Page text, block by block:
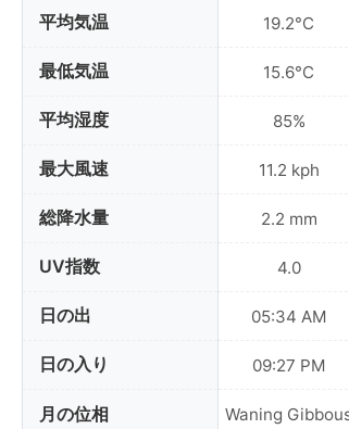
平均気温
最低気温
平均湿度
最大風速
総降水量
UV指数
日の出
日の入り
月の位相
19.2°C
15.6°C
85%
11.2 kph
2.2 mm
4.0
05:34 AM
09:27 PM
Waning